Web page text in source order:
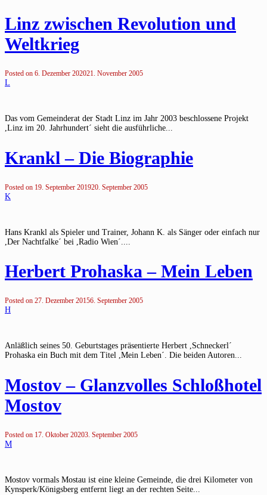
Linz zwischen Revolution und
Weltkrieg
Posted on 6. Dezember 202021. November 2005
L
Das vom Gemeinderat der Stadt Linz im Jahr 2003 beschlossene Projekt
,Linz im 20. Jahrhundert´ sieht die ausführliche...
Krankl – Die Biographie
Posted on 19. September 201920. September 2005
K
Hans Krankl als Spieler und Trainer, Johann K. als Sänger oder einfach nur
,Der Nachtfalke´ bei ,Radio Wien´....
Herbert Prohaska – Mein Leben
Posted on 27. Dezember 20156. September 2005
H
Anläßlich seines 50. Geburtstages präsentierte Herbert ,Schneckerl´
Prohaska ein Buch mit dem Titel ,Mein Leben´. Die beiden Autoren...
Mostov – Glanzvolles Schloßhotel
Mostov
Posted on 17. Oktober 20203. September 2005
M
Mostov vormals Mostau ist eine kleine Gemeinde, die drei Kilometer von
Kynsperk/Königsberg entfernt liegt an der rechten Seite...